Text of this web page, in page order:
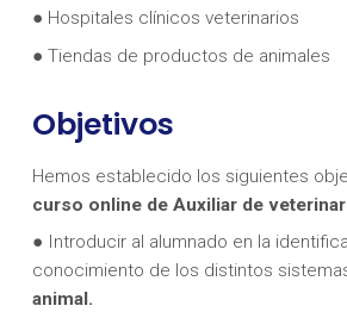
● Hospitales clínicos veterinarios
● Tiendas de productos de animales
Objetivos
Hemos establecido los siguientes
curso online de Auxiliar de
● Introducir al alumnado en la
conocimiento de los distintos
animal.